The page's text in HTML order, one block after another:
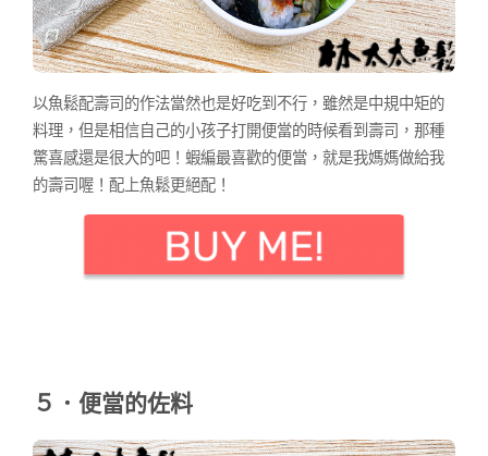
以魚鬆配壽司的作法當然也是好吃到不行，雖然是中規中矩的
料理，但是相信自己的小孩子打開便當的時候看到壽司，那種
驚喜感還是很大的吧！蝦編最喜歡的便當，就是我媽媽做給我
的壽司喔！配上魚鬆更絕配！
５．便當的佐料